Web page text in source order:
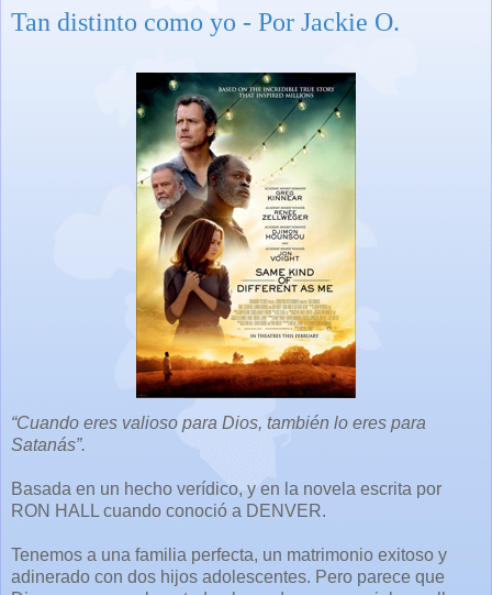
Tan distinto como yo - Por Jackie O.
“Cuando eres valioso para Dios, también lo eres para
Satanás”.
Basada en un hecho verídico, y en la novela escrita por
RON HALL cuando conoció a DENVER.
Tenemos a una familia perfecta, un matrimonio exitoso y
adinerado con dos hijos adolescentes. Pero parece que